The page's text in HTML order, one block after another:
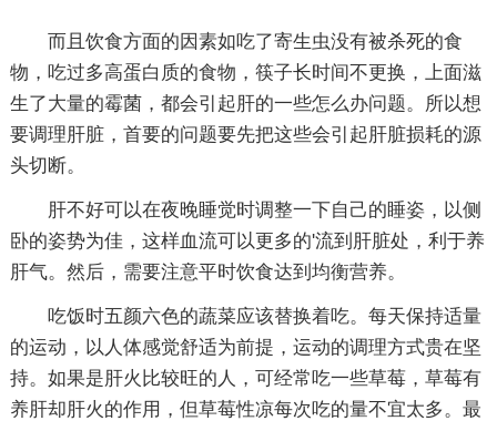
而且饮食方面的因素如吃了寄生虫没有被杀死的食
物，吃过多高蛋白质的食物，筷子长时间不更换，上面滋
生了大量的霉菌，都会引起肝的一些怎么办问题。所以想
要调理肝脏，首要的问题要先把这些会引起肝脏损耗的源
头切断。
肝不好可以在夜晚睡觉时调整一下自己的睡姿，以侧
卧的姿势为佳，这样血流可以更多的'流到肝脏处，利于养
肝气。然后，需要注意平时饮食达到均衡营养。
吃饭时五颜六色的蔬菜应该替换着吃。每天保持适量
的运动，以人体感觉舒适为前提，运动的调理方式贵在坚
持。如果是肝火比较旺的人，可经常吃一些草莓，草莓有
养肝却肝火的作用，但草莓性凉每次吃的量不宜太多。最